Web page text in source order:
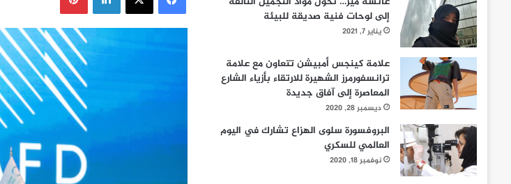
إلى لوحات فنية صديقة للبيئة
يناير 7, 2021
علامة كينجس أمبيشن تتعاون مع علامة
ترانسفورمرز الشهيرة للارتقاء بأزياء الشارع
المعاصرة إلى آفاق جديدة
ديسمبر 28, 2020
البروفسورة سلوى الهزاع تشارك في اليوم
العالمي للسكري
نوفمبر 18, 2020